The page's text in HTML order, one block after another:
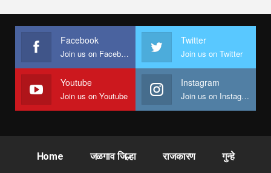
Facebook
Join us on Facebook
Twitter
Join us on Twitter
Youtube
Join us on Youtube
Instagram
Join us on Instagram
Home जळगाव जिल्हा राजकारण गुन्हे